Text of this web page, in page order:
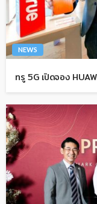
NEWS
ทรู 5G เปิดจอง